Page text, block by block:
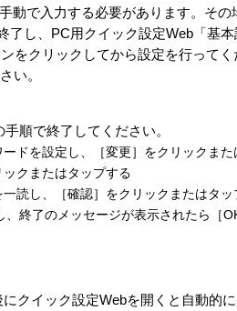
動で入力する必要があります。その
了し、PC用クイック設定Web「基
をクリックしてから設定を行ってく
い。
順で終了してください。
ドを設定し、［変更］をクリックまた
クまたはタップする
読し、［確認］をクリックまたはタッ
終了のメッセージが表示されたら［
クイック設定Webを開くと自動的に